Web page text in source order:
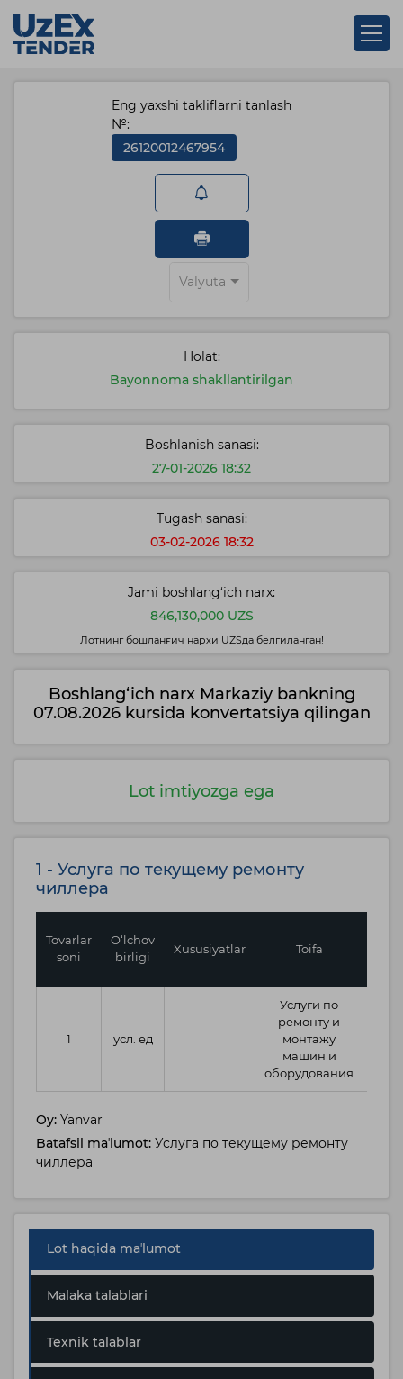
Eng yaxshi takliflarni tanlash
№:
26120012467954
Valyuta
Holat:
Bayonnoma shakllantirilgan
Boshlanish sanasi:
27-01-2026 18:32
Tugash sanasi:
03-02-2026 18:32
Jami boshlang‘ich narx:
846,130,000 UZS
Лотнинг бошланғич нархи UZSда белгиланган!
Boshlang‘ich narx Markaziy bankning
07.08.2026 kursida konvertatsiya qilingan
Lot imtiyozga ega
1 - Услуга по текущему ремонту
чиллера
Tovarlar
soni
O‘lchov
birligi
Xususiyatlar Toifa
1 усл. ед
Услуги по
ремонту и
монтажу
машин и
оборудования
Oy: Yanvar
Batafsil maʼlumot: Услуга по текущему ремонту
чиллера
Lot haqida maʼlumot
Malaka talablari
Texnik talablar